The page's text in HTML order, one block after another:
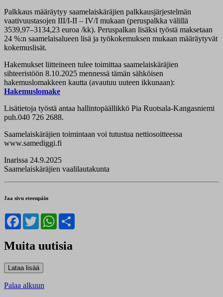
Palkkaus määräytyy saamelaiskäräjien palkkausjärjestelmän
vaativuustasojen III/I-II – IV/I mukaan (peruspalkka välillä
3539,97–3134,23 euroa /kk). Peruspalkan lisäksi työstä maksetaan
24 %:n saamelaisalueen lisä ja työkokemuksen mukaan määräytyvät
kokemuslisät.
Hakemukset liitteineen tulee toimittaa saamelaiskäräjien
sihteeristöön 8.10.2025 mennessä tämän sähköisen
hakemuslomakkeen kautta (avautuu uuteen ikkunaan):
Hakemuslomake
Lisätietoja työstä antaa hallintopäällikkö Pia Ruotsala-Kangasniemi
puh.040 726 2688.
Saamelaiskäräjien toimintaan voi tutustua nettiosoitteessa
www.samediggi.fi
Inarissa 24.9.2025
Saamelaiskäräjien vaalilautakunta
Jaa sivu eteenpäin
Facebook
TwitterWhatsApp
Muita uutisia
Palaa alkuun